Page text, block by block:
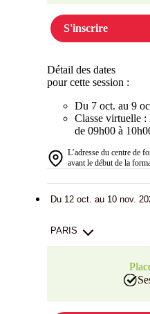
S'inscrire
Détail des dates
pour cette session :
Du 7 oct. au 9
Classe virtuelle
de 09h00 à
L’adresse du centre de
avant le début de la
Du 12 oct. au 10 nov.
PARIS